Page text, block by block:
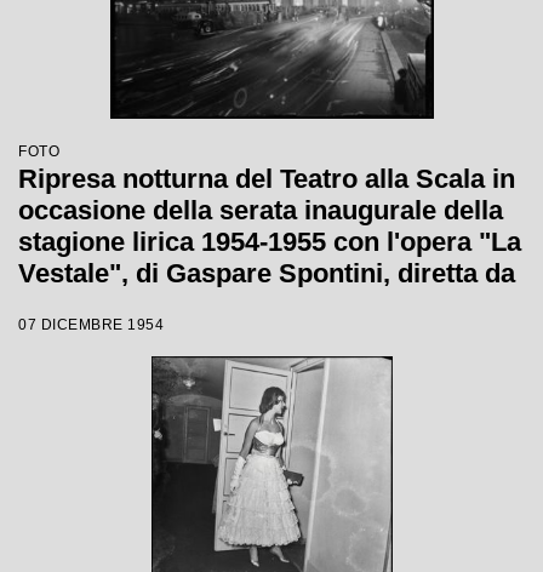
FOTO
Ripresa notturna del Teatro alla Scala in
occasione della serata inaugurale della
stagione lirica 1954-1955 con l'opera "La
Vestale", di Gaspare Spontini, diretta da
Visconti
07 DICEMBRE 1954